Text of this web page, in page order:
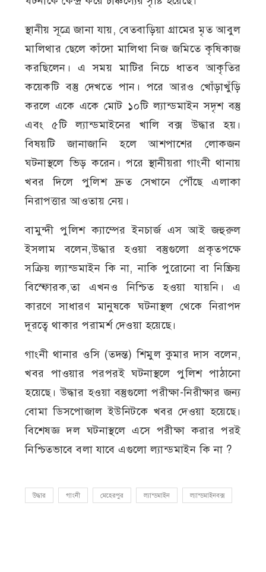
স্থানীয় সূত্রে জানা যায়, বেতবাড়িয়া গ্রামের মৃত আবুল
মালিথার ছেলে কাঁদো মালিথা নিজ জমিতে কৃষিকাজ
করছিলেন। এ সময় মাটির নিচে ধাতব আকৃতির
কয়েকটি বস্তু দেখতে পান। পরে আরও খোঁড়াখুঁড়ি
করলে একে একে মোট ১০টি ল্যান্ডমাইন সদৃশ বস্তু
এবং ৫টি ল্যান্ডমাইনের খালি বক্স উদ্ধার হয়।
বিষয়টি জানাজানি হলে আশপাশের লোকজন
ঘটনাস্থলে ভিড় করেন। পরে স্থানীয়রা গাংনী থানায়
খবর দিলে পুলিশ দ্রুত সেখানে পৌঁছে এলাকা
নিরাপত্তার আওতায় নেয়।
বামুন্দী পুলিশ ক্যাম্পের ইনচার্জ এস আই জহুরুল
ইসলাম বলেন,উদ্ধার হওয়া বস্তুগুলো প্রকৃতপক্ষে
সক্রিয় ল্যান্ডমাইন কি না, নাকি পুরোনো বা নিষ্ক্রিয়
বিস্ফোরক,তা এখনও নিশ্চিত হওয়া যায়নি। এ
কারণে সাধারণ মানুষকে ঘটনাস্থল থেকে নিরাপদ
দূরত্বে থাকার পরামর্শ দেওয়া হয়েছে।
গাংনী থানার ওসি (তদন্ত) শিমুল কুমার দাস বলেন,
খবর পাওয়ার পরপরই ঘটনাস্থলে পুলিশ পাঠানো
হয়েছে। উদ্ধার হওয়া বস্তুগুলো পরীক্ষা-নিরীক্ষার জন্য
বোমা ডিসপোজাল ইউনিটকে খবর দেওয়া হয়েছে।
বিশেষজ্ঞ দল ঘটনাস্থলে এসে পরীক্ষা করার পরই
নিশ্চিতভাবে বলা যাবে এগুলো ল্যান্ডমাইন কি না ?
উদ্ধার গাংনী মেহেরপুর ল্যান্ডমাইন ল্যান্ডমাইনবক্স